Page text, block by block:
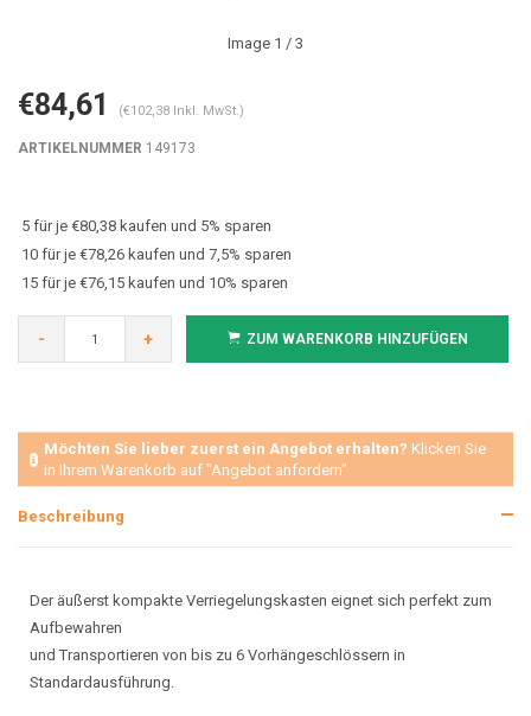
Image 1 / 3
€84,61 (€102,38 Inkl. MwSt.)
ARTIKELNUMMER 149173
5 für je €80,38 kaufen und 5% sparen
10 für je €78,26 kaufen und 7,5% sparen
15 für je €76,15 kaufen und 10% sparen
- + ZUM WARENKORB HINZUFÜGEN
Möchten Sie lieber zuerst ein Angebot erhalten? Klicken Sie
in Ihrem Warenkorb auf "Angebot anfordern"
Beschreibung
Der äußerst kompakte Verriegelungskasten eignet sich perfekt zum
Aufbewahren
und Transportieren von bis zu 6 Vorhängeschlössern in
Standardausführung.